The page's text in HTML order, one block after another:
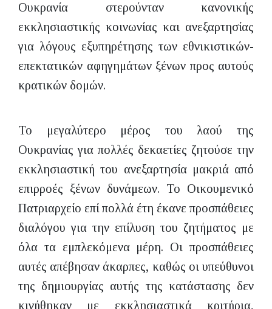
Ουκρανία στερούνταν κανονικής
εκκλησιαστικής κοινωνίας και ανεξαρτησίας
για λόγους εξυπηρέτησης των εθνικιστικών-
επεκτατικών αφηγημάτων ξένων προς αυτούς
κρατικών δομών.
Το μεγαλύτερο μέρος του λαού της
Ουκρανίας για πολλές δεκαετίες ζητούσε την
εκκλησιαστική του ανεξαρτησία μακριά από
επιρροές ξένων δυνάμεων. Το Οικουμενικό
Πατριαρχείο επί πολλά έτη έκανε προσπάθειες
διαλόγου για την επίλυση του ζητήματος με
όλα τα εμπλεκόμενα μέρη. Οι προσπάθειες
αυτές απέβησαν άκαρπες, καθώς οι υπεύθυνοι
της δημιουργίας αυτής της κατάστασης δεν
κινήθηκαν με εκκλησιαστικά κριτήρια,